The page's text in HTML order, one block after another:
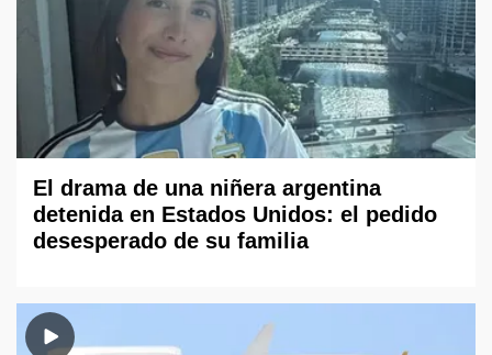
El drama de una niñera argentina
detenida en Estados Unidos: el pedido
desesperado de su familia